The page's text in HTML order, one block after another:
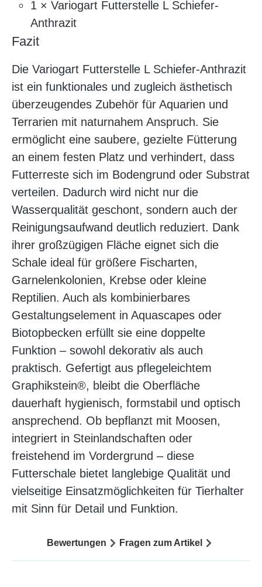
1 × Variogart Futterstelle L Schiefer-
Anthrazit
Fazit
Die Variogart Futterstelle L Schiefer-Anthrazit
ist ein funktionales und zugleich ästhetisch
überzeugendes Zubehör für Aquarien und
Terrarien mit naturnahem Anspruch. Sie
ermöglicht eine saubere, gezielte Fütterung
an einem festen Platz und verhindert, dass
Futterreste sich im Bodengrund oder Substrat
verteilen. Dadurch wird nicht nur die
Wasserqualität geschont, sondern auch der
Reinigungsaufwand deutlich reduziert. Dank
ihrer großzügigen Fläche eignet sich die
Schale ideal für größere Fischarten,
Garnelenkolonien, Krebse oder kleine
Reptilien. Auch als kombinierbares
Gestaltungselement in Aquascapes oder
Biotopbecken erfüllt sie eine doppelte
Funktion – sowohl dekorativ als auch
praktisch. Gefertigt aus pflegeleichtem
Graphikstein®, bleibt die Oberfläche
dauerhaft hygienisch, formstabil und optisch
ansprechend. Ob bepflanzt mit Moosen,
integriert in Steinlandschaften oder
freistehend im Vordergrund – diese
Futterschale bietet langlebige Qualität und
vielseitige Einsatzmöglichkeiten für Tierhalter
mit Sinn für Detail und Funktion.
Bewertungen Fragen zum Artikel